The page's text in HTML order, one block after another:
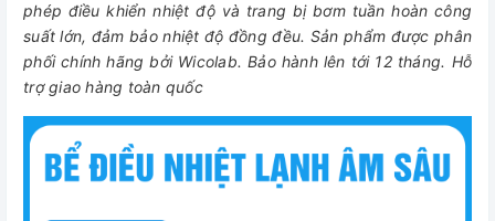
phép điều khiển nhiệt độ và trang bị bơm tuần hoàn công
suất lớn, đảm bảo nhiệt độ đồng đều. Sản phẩm được phân
phối chính hãng bởi Wicolab. Bảo hành lên tới 12 tháng. Hỗ
trợ giao hàng toàn quốc